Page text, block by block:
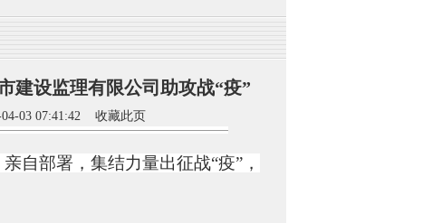
建设监理有限公司助攻战“疫”
03 07:41:42 收藏此页
自部署，集结力量出征战“疫”，